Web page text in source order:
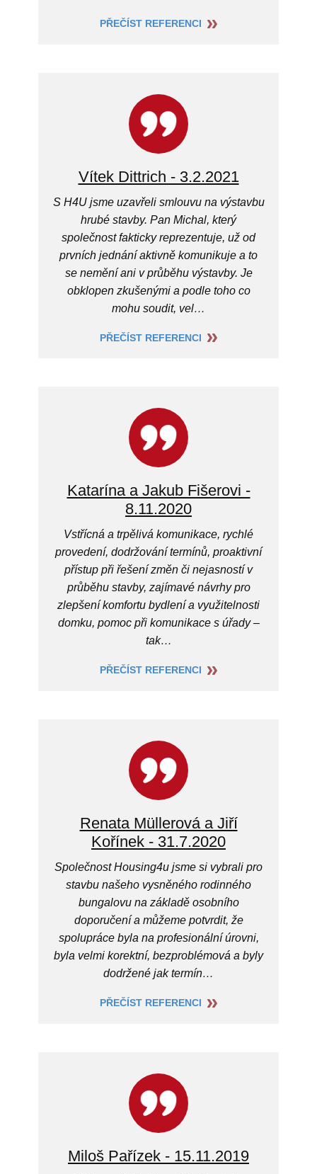
PŘEČÍST REFERENCI
Vítek Dittrich - 3.2.2021
S H4U jsme uzavřeli smlouvu na výstavbu
hrubé stavby. Pan Michal, který
společnost fakticky reprezentuje, už od
prvních jednání aktivně komunikuje a to
se nemění ani v průběhu výstavby. Je
obklopen zkušenými a podle toho co
mohu soudit, vel…
PŘEČÍST REFERENCI
Katarína a Jakub Fišerovi -
8.11.2020
Vstřícná a trpělivá komunikace, rychlé
provedení, dodržování termínů, proaktivní
přístup při řešení změn či nejasností v
průběhu stavby, zajímavé návrhy pro
zlepšení komfortu bydlení a využitelnosti
domku, pomoc při komunikace s úřady –
tak…
PŘEČÍST REFERENCI
Renata Müllerová a Jiří
Kořínek - 31.7.2020
Společnost Housing4u jsme si vybrali pro
stavbu našeho vysněného rodinného
bungalovu na základě osobního
doporučení a můžeme potvrdit, že
spolupráce byla na profesionální úrovni,
byla velmi korektní, bezproblémová a byly
dodržené jak termín…
PŘEČÍST REFERENCI
Miloš Pařízek - 15.11.2019